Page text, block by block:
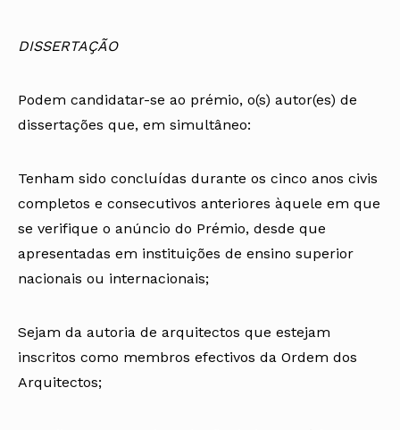
DISSERTAÇÃO
Podem candidatar-se ao prémio, o(s) autor(es) de
dissertações que, em simultâneo:
Tenham sido concluídas durante os cinco anos civis
completos e consecutivos anteriores àquele em que
se verifique o anúncio do Prémio, desde que
apresentadas em instituições de ensino superior
nacionais ou internacionais;
Sejam da autoria de arquitectos que estejam
inscritos como membros efectivos da Ordem dos
Arquitectos;